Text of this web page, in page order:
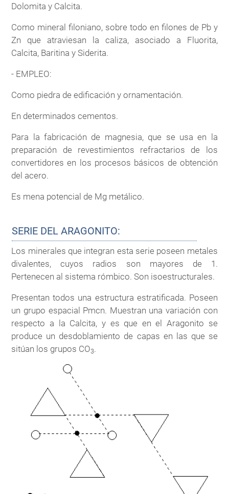
Dolomita y Calcita.
Como mineral filoniano, sobre todo en filones de Pb y
Zn que atraviesan la caliza, asociado a Fluorita,
Calcita, Baritina y Siderita.
- EMPLEO:
Como piedra de edificación y ornamentación.
En determinados cementos.
Para la fabricación de magnesia, que se usa en la
preparación de revestimientos refractarios de los
convertidores en los procesos básicos de obtención
del acero.
Es mena potencial de Mg metálico.
SERIE DEL ARAGONITO:
Los minerales que integran esta serie poseen metales
divalentes, cuyos radios son mayores de 1.
Pertenecen al sistema rómbico. Son isoestructurales.
Presentan todos una estructura estratificada. Poseen
un grupo espacial Pmcn. Muestran una variación con
respecto a la Calcita, y es que en el Aragonito se
produce un desdoblamiento de capas en las que se
sitúan los grupos CO3.